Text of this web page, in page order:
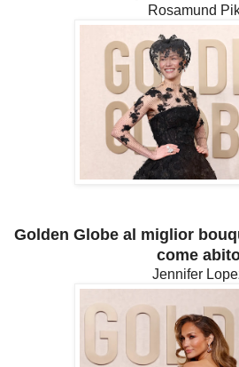
Rosamund
Golden Globe al miglior
come
Jennifer